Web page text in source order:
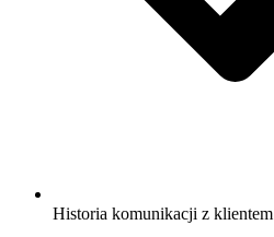
Historia komunikacji z klientem